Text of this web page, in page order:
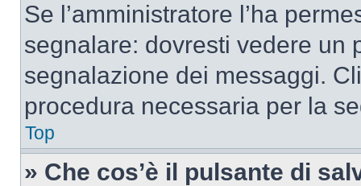
Se l’amministratore l’ha
segnalare: dovresti vedere un
segnalazione dei messaggi.
procedura necessaria per la
Top
» Che cos’è il pulsante di